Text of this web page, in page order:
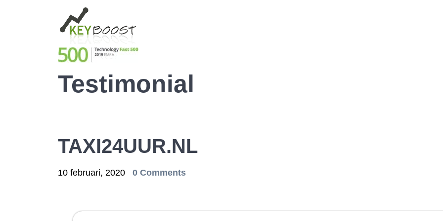
Testimonial
TAXI24UUR.NL
10 februari, 2020 0 Comments